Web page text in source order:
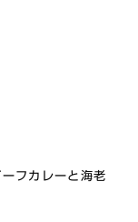
ーフカレーと海老